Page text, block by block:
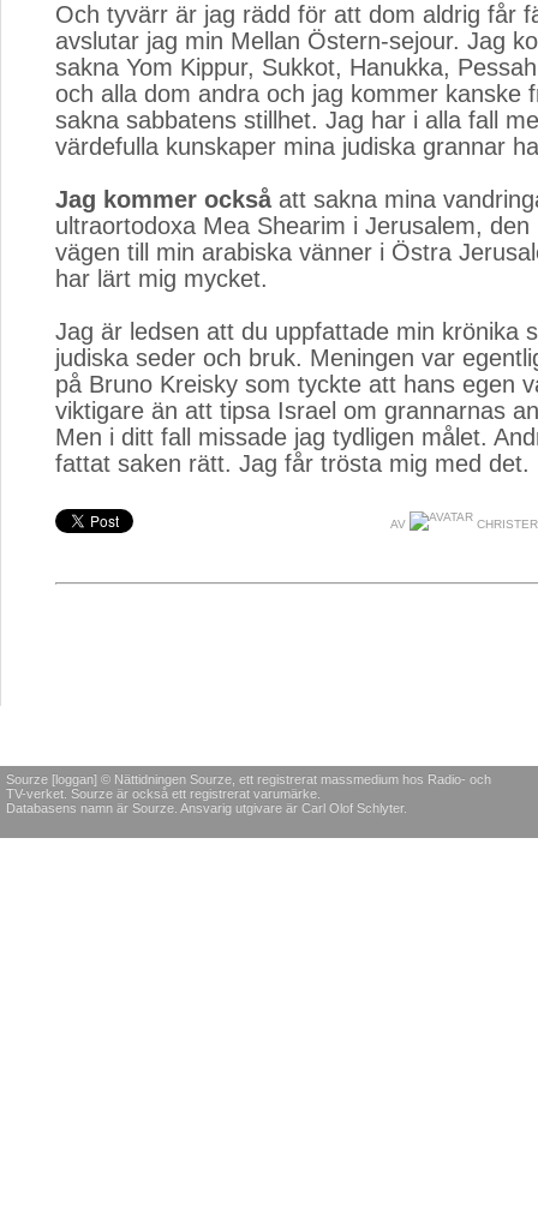
Och tyvärr är jag rädd för att dom aldrig får
avslutar jag min Mellan Östern-sejour. Jag
sakna Yom Kippur, Sukkot, Hanukka,
och alla dom andra och jag kommer kanske
sakna sabbatens stillhet. Jag har i alla fall
värdefulla kunskaper mina judiska grannar
Jag kommer ocksåatt sakna mina
ultraortodoxa Mea Shearim i Jerusalem, den
vägen till min arabiska vänner i Östra
har lärt mig mycket.
Jag är ledsen att du uppfattade min krönika
judiska seder och bruk. Meningen var
på Bruno Kreisky som tyckte att hans egen
viktigare än att tipsa Israel om grannarnas
Men i ditt fall missade jag tydligen målet.
fattat saken rätt. Jag får trösta mig med det.
AV
Sourze [loggan] © Nättidningen Sourze, ett registrerat massmedium hos Radio- och
TV-verket. Sourze är också ett registrerat varumärke.
Databasens namn är Sourze. Ansvarig utgivare är Carl Olof Schlyter.